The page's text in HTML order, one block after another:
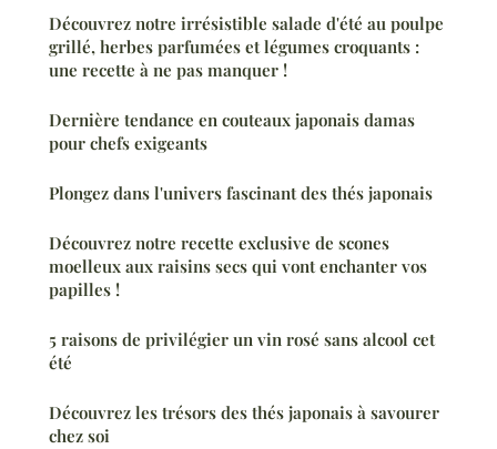
Découvrez notre irrésistible salade d'été au poulpe
grillé, herbes parfumées et légumes croquants :
une recette à ne pas manquer !
Dernière tendance en couteaux japonais damas
pour chefs exigeants
Plongez dans l'univers fascinant des thés japonais
Découvrez notre recette exclusive de scones
moelleux aux raisins secs qui vont enchanter vos
papilles !
5 raisons de privilégier un vin rosé sans alcool cet
été
Découvrez les trésors des thés japonais à savourer
chez soi